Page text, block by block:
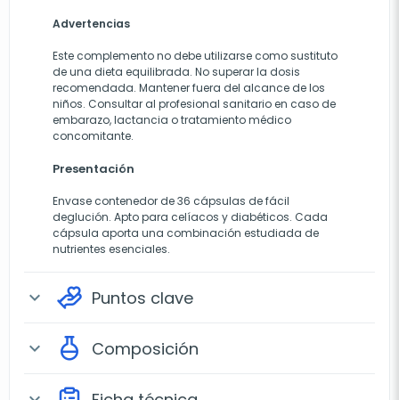
Advertencias
Este complemento no debe utilizarse como sustituto
de una dieta equilibrada. No superar la dosis
recomendada. Mantener fuera del alcance de los
niños. Consultar al profesional sanitario en caso de
embarazo, lactancia o tratamiento médico
concomitante.
Presentación
Envase contenedor de 36 cápsulas de fácil
deglución. Apto para celíacos y diabéticos. Cada
cápsula aporta una combinación estudiada de
nutrientes esenciales.
expand_more Puntos clave
expand_more Composición